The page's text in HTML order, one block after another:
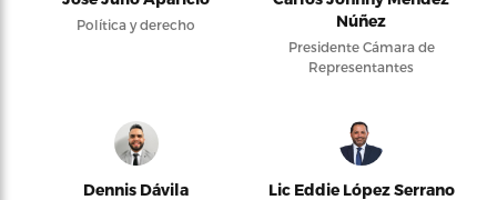
Política y derecho
Núñez
Presidente Cámara de
Representantes
Dennis Dávila Lic Eddie López Serrano